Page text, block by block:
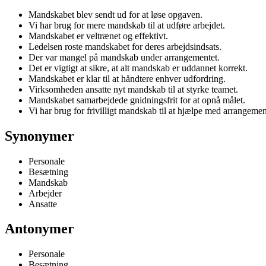
Mandskabet blev sendt ud for at løse opgaven.
Vi har brug for mere mandskab til at udføre arbejdet.
Mandskabet er veltrænet og effektivt.
Ledelsen roste mandskabet for deres arbejdsindsats.
Der var mangel på mandskab under arrangementet.
Det er vigtigt at sikre, at alt mandskab er uddannet korrekt.
Mandskabet er klar til at håndtere enhver udfordring.
Virksomheden ansatte nyt mandskab til at styrke teamet.
Mandskabet samarbejdede gnidningsfrit for at opnå målet.
Vi har brug for frivilligt mandskab til at hjælpe med
Synonymer
Personale
Besætning
Mandskab
Arbejder
Ansatte
Antonymer
Personale